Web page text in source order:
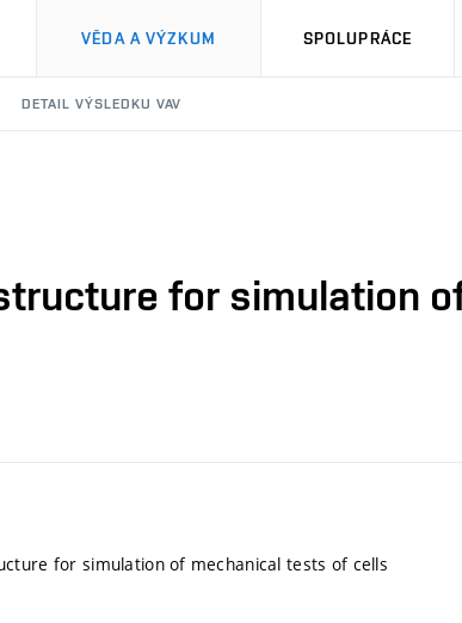
VĚDA A VÝZKUM SPOLUPRÁCE
DETAIL VÝSLEDKU VAV
for simulation
for simulation of mechanical tests of cells